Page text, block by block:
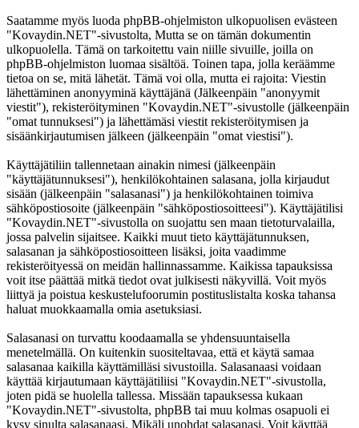
Saatamme myös luoda phpBB-ohjelmiston ulkopuolisen evästeen
"Kovaydin.NET"-sivustolta, Mutta se on tämän dokumentin
ulkopuolella. Tämä on tarkoitettu vain niille sivuille, joilla on
phpBB-ohjelmiston luomaa sisältöä. Toinen tapa, jolla keräämme
tietoa on se, mitä lähetät. Tämä voi olla, mutta ei rajoita: Viestin
lähettäminen anonyyminä käyttäjänä (Jälkeenpäin "anonyymit
viestit"), rekisteröityminen "Kovaydin.NET"-sivustolle (jälkeenpäin
"omat tunnuksesi") ja lähettämäsi viestit rekisteröitymisen ja
sisäänkirjautumisen jälkeen (jälkeenpäin "omat viestisi").
Käyttäjätiliin tallennetaan ainakin nimesi (jälkeenpäin
"käyttäjätunnuksesi"), henkilökohtainen salasana, jolla kirjaudut
sisään (jälkeenpäin "salasanasi") ja henkilökohtainen toimiva
sähköpostiosoite (jälkeenpäin "sähköpostiosoitteesi"). Käyttäjätilisi
"Kovaydin.NET"-sivustolla on suojattu sen maan tietoturvalailla,
jossa palvelin sijaitsee. Kaikki muut tieto käyttäjätunnuksen,
salasanan ja sähköpostiosoitteen lisäksi, joita vaadimme
rekisteröityessä on meidän hallinnassamme. Kaikissa tapauksissa
voit itse päättää mitkä tiedot ovat julkisesti näkyvillä. Voit myös
liittyä ja poistua keskustelufoorumin postituslistalta koska tahansa
haluat muokkaamalla omia asetuksiasi.
Salasanasi on turvattu koodaamalla se yhdensuuntaisella
menetelmällä. On kuitenkin suositeltavaa, että et käytä samaa
salasanaa kaikilla käyttämilläsi sivustoilla. Salasanaasi voidaan
käyttää kirjautumaan käyttäjätiliisi "Kovaydin.NET"-sivustolla,
joten pidä se huolella tallessa. Missään tapauksessa kukaan
"Kovaydin.NET"-sivustolta, phpBB tai muu kolmas osapuoli ei
kysy sinulta salasanaasi. Mikäli unohdat salasanasi. Voit käyttää